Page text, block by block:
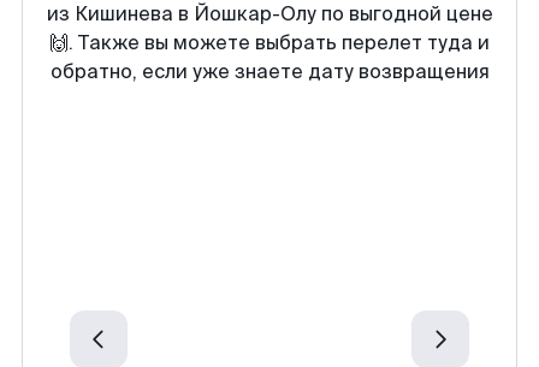
из Кишинева в Йошкар-Олу по выгодной цене
🙌. Также вы можете выбрать перелет туда и
обратно, если уже знаете дату возвращения